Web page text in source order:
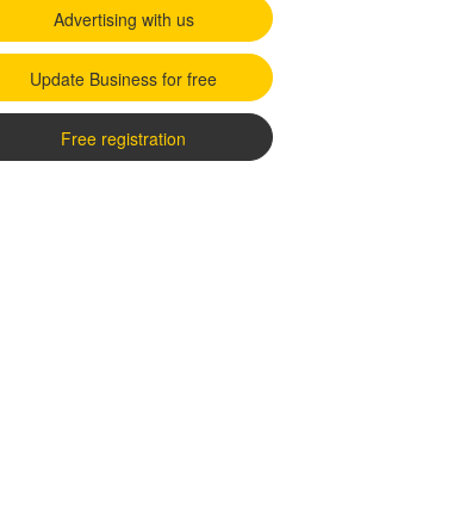
Advertising with us
Update Business for free
Free registration